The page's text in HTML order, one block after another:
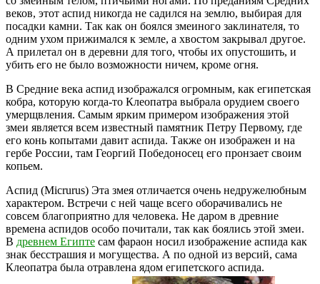
веков, этот аспид никогда не садился на землю, выбирая для
посадки камни. Так как он боялся змеиного заклинателя, то
одним ухом прижимался к земле, а хвостом закрывал другое.
А прилетал он в деревни для того, чтобы их опустошить, и
убить его не было возможности ничем, кроме огня.
В Средние века аспид изображался огромным, как египетская
кобра, которую когда-то Клеопатра выбрала орудием своего
умерщвления. Самым ярким примером изображения этой
змеи является всем известный памятник Петру Первому, где
его конь копытами давит аспида. Также он изображен и на
гербе России, там Георгий Победоносец его пронзает своим
копьем.
Аспид (Micrurus) Эта змея отличается очень недружелюбным
характером. Встречи с ней чаще всего оборачивались не
совсем благоприятно для человека. Не даром в древние
времена аспидов особо почитали, так как боялись этой змеи.
В древнем Египте сам фараон носил изображение аспида как
знак бесстрашия и могущества. А по одной из версий, сама
Клеопатра была отравлена ядом египетского аспида.